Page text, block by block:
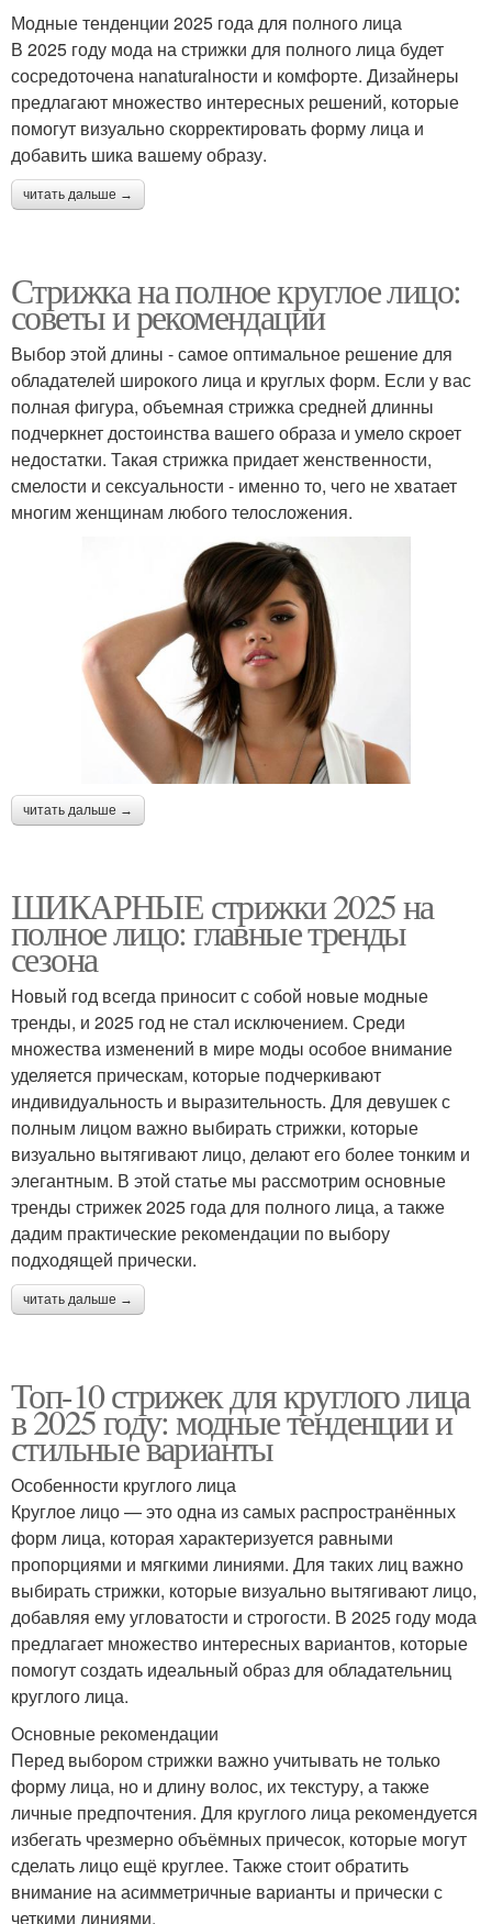
Модные тенденции 2025 года для полного лица
В 2025 году мода на стрижки для полного лица будет
сосредоточена наnaturalности и комфорте. Дизайнеры
предлагают множество интересных решений, которые
помогут визуально скорректировать форму лица и
добавить шика вашему образу.
читать дальше →
Стрижка на полное круглое лицо:
советы и рекомендации
Выбор этой длины - самое оптимальное решение для
обладателей широкого лица и круглых форм. Если у вас
полная фигура, объемная стрижка средней длинны
подчеркнет достоинства вашего образа и умело скроет
недостатки. Такая стрижка придает женственности,
смелости и сексуальности - именно то, чего не хватает
многим женщинам любого телосложения.
читать дальше →
ШИКАРНЫЕ стрижки 2025 на
полное лицо: главные тренды
сезона
Новый год всегда приносит с собой новые модные
тренды, и 2025 год не стал исключением. Среди
множества изменений в мире моды особое внимание
уделяется прическам, которые подчеркивают
индивидуальность и выразительность. Для девушек с
полным лицом важно выбирать стрижки, которые
визуально вытягивают лицо, делают его более тонким и
элегантным. В этой статье мы рассмотрим основные
тренды стрижек 2025 года для полного лица, а также
дадим практические рекомендации по выбору
подходящей прически.
читать дальше →
Топ-10 стрижек для круглого лица
в 2025 году: модные тенденции и
стильные варианты
Особенности круглого лица
Круглое лицо — это одна из самых распространённых
форм лица, которая характеризуется равными
пропорциями и мягкими линиями. Для таких лиц важно
выбирать стрижки, которые визуально вытягивают лицо,
добавляя ему угловатости и строгости. В 2025 году мода
предлагает множество интересных вариантов, которые
помогут создать идеальный образ для обладательниц
круглого лица.
Основные рекомендации
Перед выбором стрижки важно учитывать не только
форму лица, но и длину волос, их текстуру, а также
личные предпочтения. Для круглого лица рекомендуется
избегать чрезмерно объёмных причесок, которые могут
сделать лицо ещё круглее. Также стоит обратить
внимание на асимметричные варианты и прически с
четкими линиями.